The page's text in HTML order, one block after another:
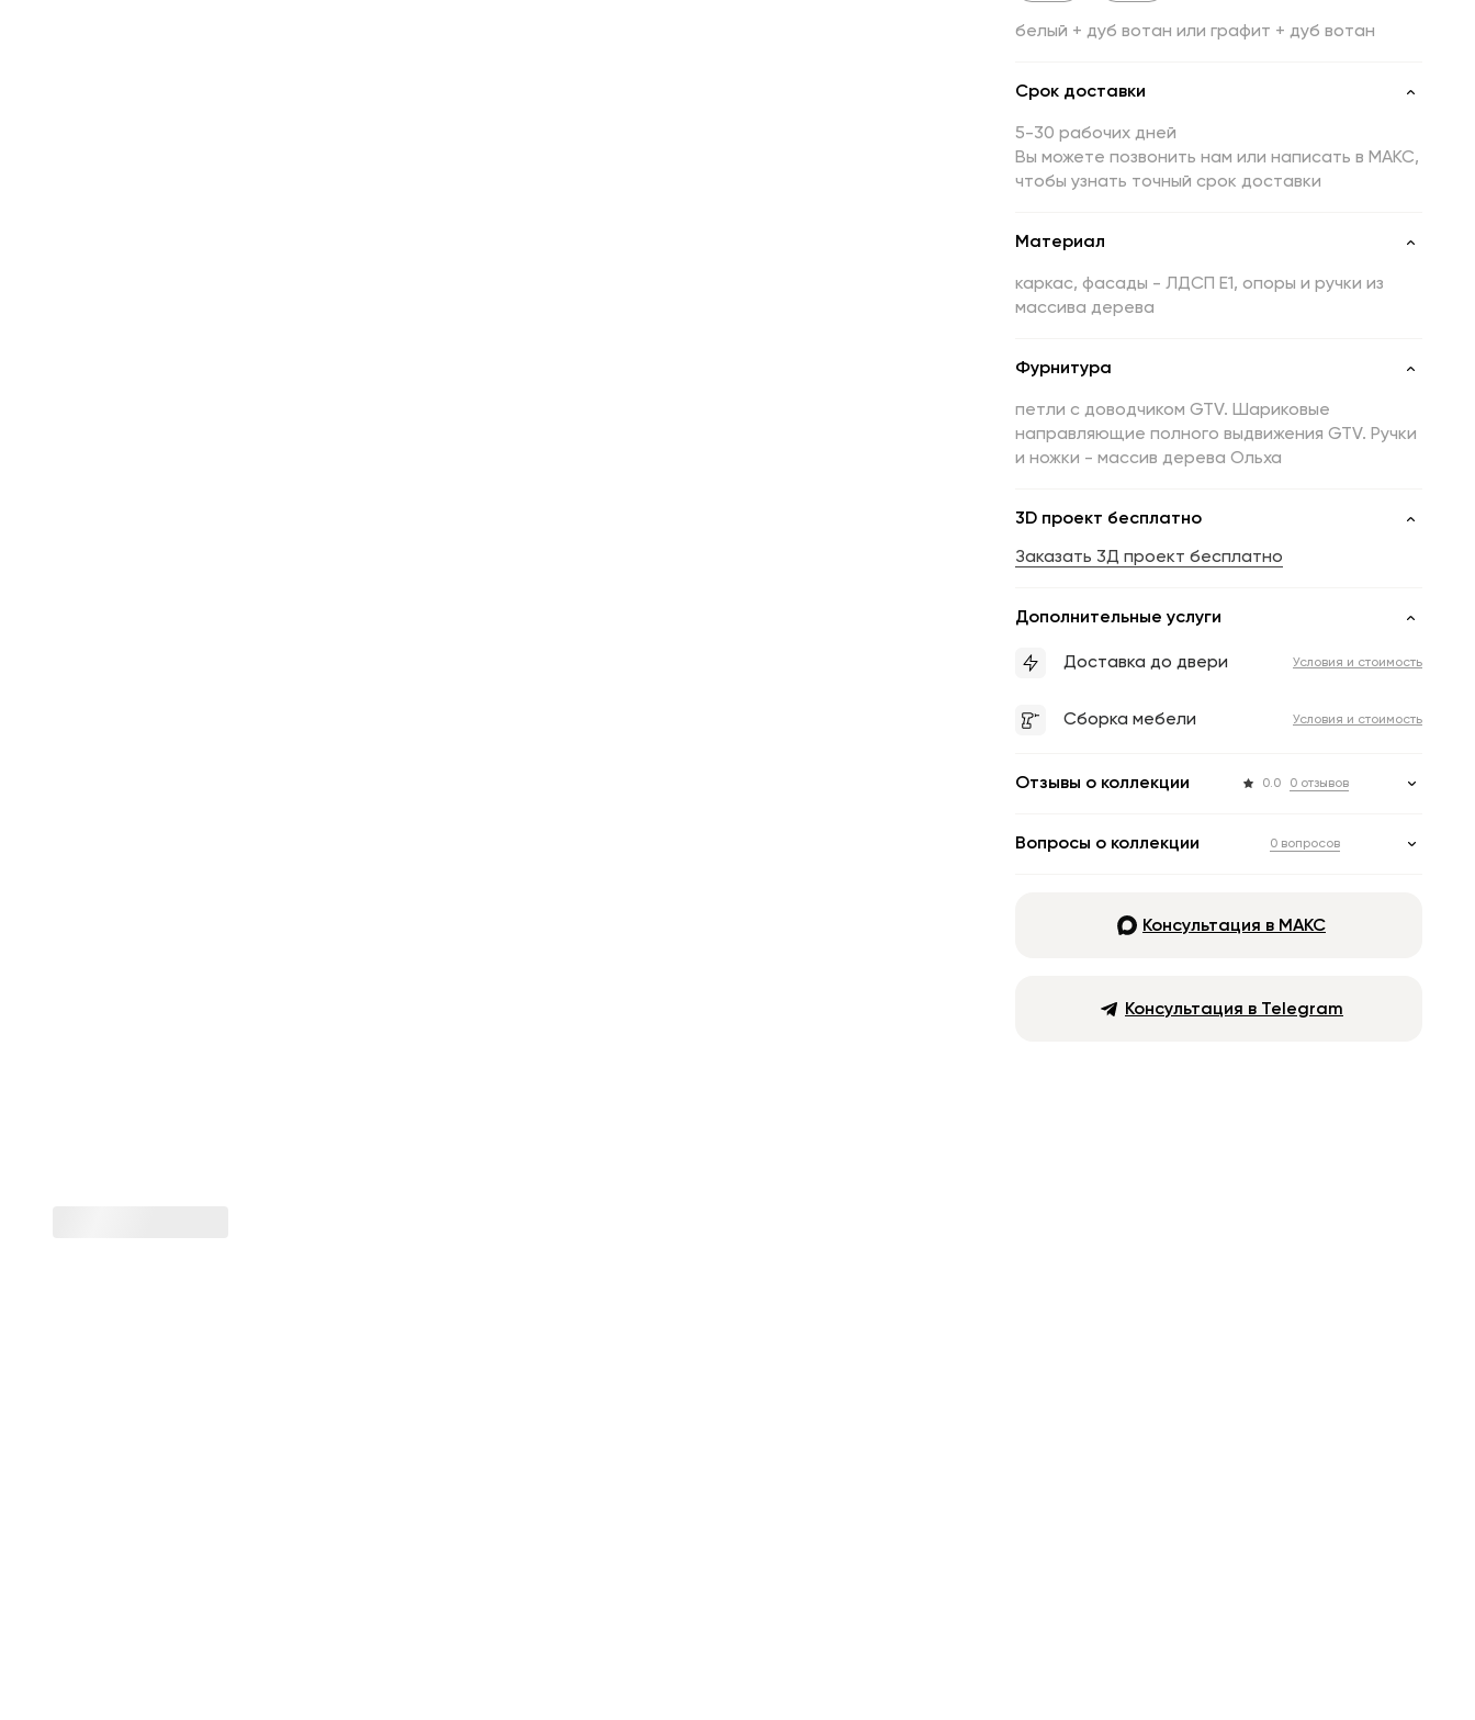
белый + дуб вотан или графит + дуб вотан
Срок доставки
5-30 рабочих дней
Вы можете позвонить нам или написать в МАКС,
чтобы узнать точный срок доставки
Материал
каркас, фасады - ЛДСП Е1, опоры и ручки из
массива дерева
Фурнитура
петли с доводчиком GTV. Шариковые
направляющие полного выдвижения GTV. Ручки
и ножки - массив дерева Ольха
3D проект бесплатно
Заказать 3Д проект бесплатно
Дополнительные услуги
Доставка до двери Условия и стоимость
Сборка мебели Условия и стоимость
Отзывы о коллекции 0.0 0 отзывов
Вопросы о коллекции 0 вопросов
Консультация в МАКС
Консультация в Telegram